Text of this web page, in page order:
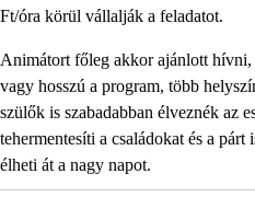
Ft/óra körül vállalják a feladatot.
Animátort főleg akkor ajánlott hívni,
vagy hosszú a program, több
szülők is szabadabban élveznék az
tehermentesíti a családokat és a
élheti át a nagy napot.